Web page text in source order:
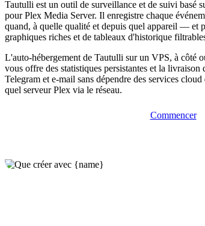
Tautulli est un outil de surveillance et de suivi basé
pour Plex Media Server. Il enregistre chaque
quand, à quelle qualité et depuis quel appareil — et
graphiques riches et de tableaux d'historique
L'auto-hébergement de Tautulli sur un VPS, à côté
vous offre des statistiques persistantes et la
Telegram et e-mail sans dépendre des services
quel serveur Plex via le réseau.
Commencer